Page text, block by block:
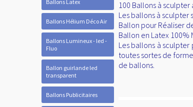
Ballons Latex
Ballons Hélium Déco Air
Ballons Lumineux - led -
Fluo
Ballon guirlande led
transparent
Ballons Publicitaires
100 Ballons à
Les ballons à sculpter
Ballon pour Réaliser
Ballon en Latex 100%
Les ballons à
toutes sortes de
de ballons.